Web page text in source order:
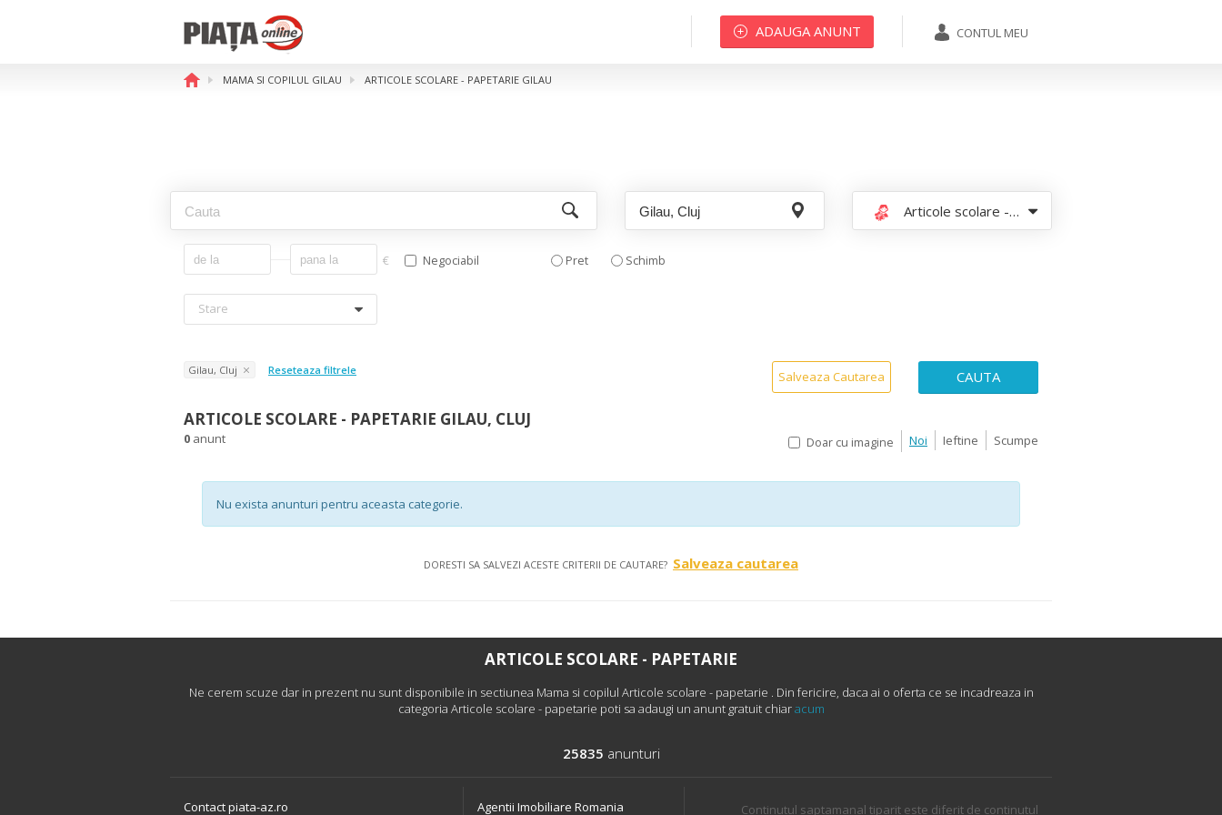
CONTUL MEU
ADAUGA ANUNT
MAMA SI COPILUL GILAU ARTICOLE SCOLARE - PAPETARIE GILAU
Articole scolare - papetarie
€ Negociabil Pret Schimb
Stare
Gilau, Cluj Reseteaza filtrele Salveaza Cautarea CAUTA
ARTICOLE SCOLARE - PAPETARIE GILAU, CLUJ
0 anunt Doar cu imagine Noi Ieftine Scumpe
Nu exista anunturi pentru aceasta categorie.
DORESTI SA SALVEZI ACESTE CRITERII DE CAUTARE? Salveaza cautarea
ARTICOLE SCOLARE - PAPETARIE
Ne cerem scuze dar in prezent nu sunt disponibile in sectiunea Mama si copilul Articole scolare - papetarie . Din fericire, daca ai o oferta ce se incadreaza in
categoria Articole scolare - papetarie poti sa adaugi un anunt gratuit chiaracum
25835 anunturi
Contact piata-az.ro Agentii Imobiliare Romania Continutul saptamanal tiparit este diferit de continutul